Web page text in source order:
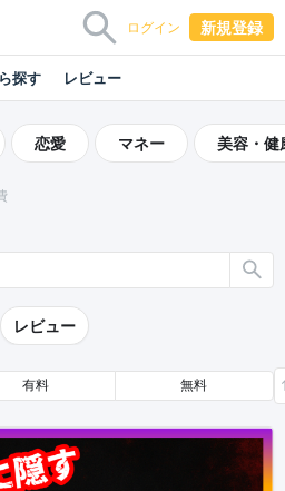
ログイン 新規登録
探す レビュー
恋愛 マネー 美容・健
レビュー
有料 無料